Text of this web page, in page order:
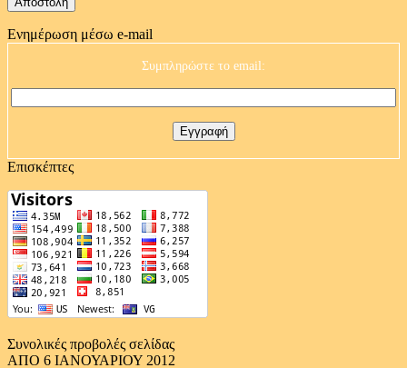
Ενημέρωση μέσω e-mail
Συμπληρώστε το email:
Επισκέπτες
Συνολικές προβολές σελίδας
ΑΠΟ 6 ΙΑΝΟΥΑΡΙΟΥ 2012